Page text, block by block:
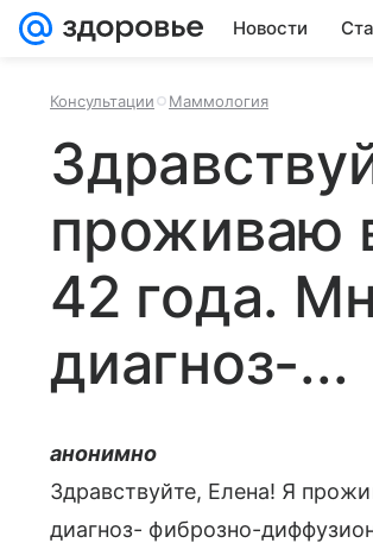
Новости
Консультации Маммология
проживаю
42 года.
диагноз-...
анонимно
Здравствуйте, Елена! Я
диагноз- фиброзно-